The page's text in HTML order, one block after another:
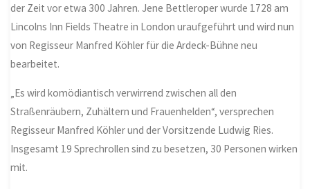
der Zeit vor etwa 300 Jahren. Jene Bettleroper wurde 1728 am
Lincolns Inn Fields Theatre in London uraufgeführt und wird nun
von Regisseur Manfred Köhler für die Ardeck-Bühne neu
bearbeitet.
„Es wird komödiantisch verwirrend zwischen all den
Straßenräubern, Zuhältern und Frauenhelden“, versprechen
Regisseur Manfred Köhler und der Vorsitzende Ludwig Ries.
Insgesamt 19 Sprechrollen sind zu besetzen, 30 Personen wirken
mit.